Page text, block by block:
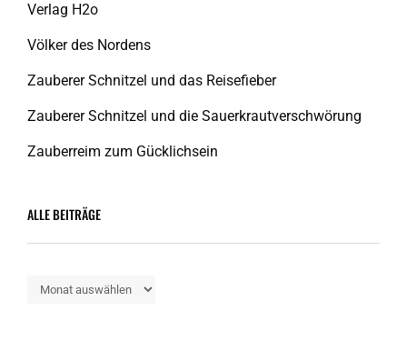
Verlag H2o
Völker des Nordens
Zauberer Schnitzel und das Reisefieber
Zauberer Schnitzel und die Sauerkrautverschwörung
Zauberreim zum Gücklichsein
ALLE BEITRÄGE
Alle